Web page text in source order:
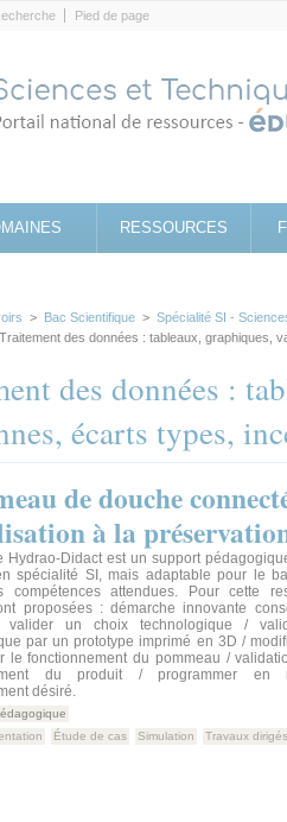
Pied de page
RESSOURCES
> Bac Scientifique > Spécialité SI -
des données : tableaux, graphiques,
des données :
écarts types,
de douche
à la
Hydrao‐Didact est un support
spécialité SI, mais adaptable pour le
compétences attendues. Pour cette
proposées : démarche innovante
valider un choix technologique /
par un prototype imprimé en 3D /
le fonctionnement du pommeau /
du produit / programmer en
désiré.
Étude de cas Simulation Travaux dirigés